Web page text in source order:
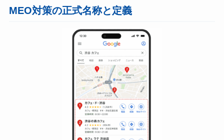
MEO対策の正式名称と定義